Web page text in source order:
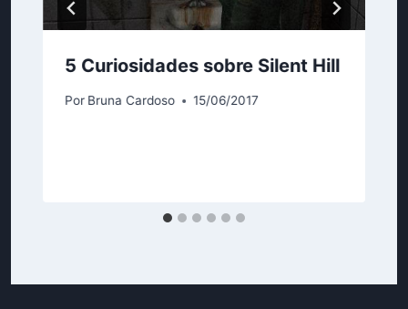
5 Curiosidades sobre Silent Hill
Por Bruna Cardoso 15/06/2017